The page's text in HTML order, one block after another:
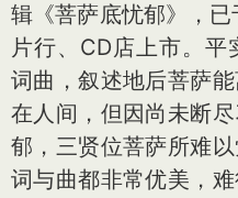
辑《菩萨底忧郁》，
片行、CD店上市。
词曲，叙述地后菩萨
在人间，但因尚未断
郁，三贤位菩萨所难
词与曲都非常优美，